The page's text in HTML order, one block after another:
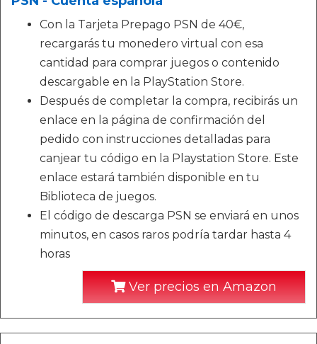
Con la Tarjeta Prepago PSN de 40€,
recargarás tu monedero virtual con esa
cantidad para comprar juegos o contenido
descargable en la PlayStation Store.
Después de completar la compra, recibirás un
enlace en la página de confirmación del
pedido con instrucciones detalladas para
canjear tu código en la Playstation Store. Este
enlace estará también disponible en tu
Biblioteca de juegos.
El código de descarga PSN se enviará en unos
minutos, en casos raros podría tardar hasta 4
horas
Ver precios en Amazon